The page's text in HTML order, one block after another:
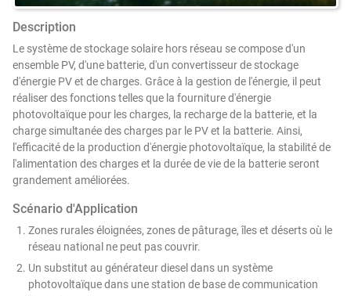
Description
Le système de stockage solaire hors réseau se compose d'un
ensemble PV, d'une batterie, d'un convertisseur de stockage
d'énergie PV et de charges. Grâce à la gestion de l'énergie, il peut
réaliser des fonctions telles que la fourniture d'énergie
photovoltaïque pour les charges, la recharge de la batterie, et la
charge simultanée des charges par le PV et la batterie. Ainsi,
l'efficacité de la production d'énergie photovoltaïque, la stabilité de
l'alimentation des charges et la durée de vie de la batterie seront
grandement améliorées.
Scénario d'Application
Zones rurales éloignées, zones de pâturage, îles et déserts où le
réseau national ne peut pas couvrir.
Un substitut au générateur diesel dans un système
photovoltaïque dans une station de base de communication